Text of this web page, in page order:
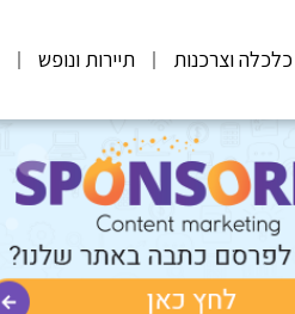
כלכלה וצרכנות תיירות ונופש